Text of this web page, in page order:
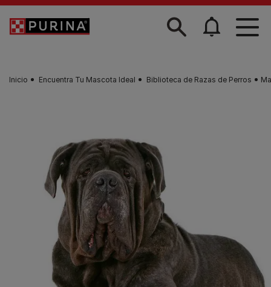
Skip to main content
Inicio Encuentra Tu Mascota Ideal Biblioteca de Razas de Perros